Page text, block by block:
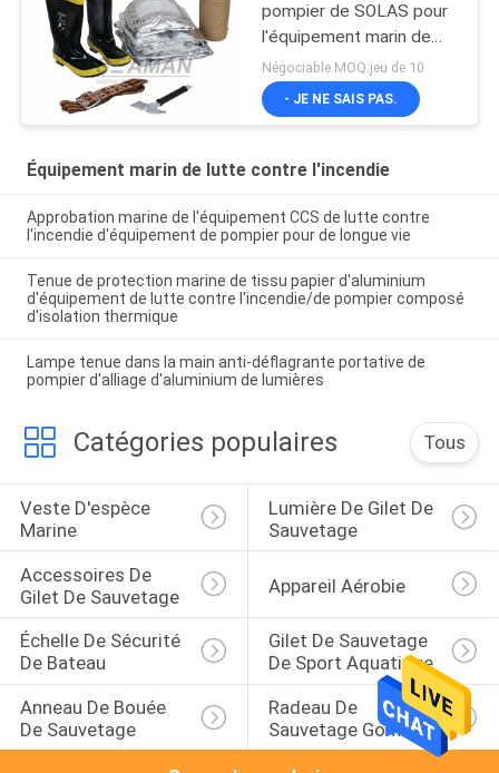
pompier de SOLAS pour
l'équipement marin de
lutte contre l'incendie
Négociable MOQ:jeu de 10
- JE NE SAIS PAS.
Équipement marin de lutte contre l'incendie
Approbation marine de l'équipement CCS de lutte contre
l'incendie d'équipement de pompier pour de longue vie
Tenue de protection marine de tissu papier d'aluminium
d'équipement de lutte contre l'incendie/de pompier composé
d'isolation thermique
Lampe tenue dans la main anti-déflagrante portative de
pompier d'alliage d'aluminium de lumières
Catégories populaires Tous
Veste D'espèce
Marine
Lumière De Gilet De
Sauvetage
Accessoires De
Gilet De Sauvetage
Appareil Aérobie
Échelle De Sécurité
De Bateau
Gilet De Sauvetage
De Sport Aquatique
Anneau De Bouée
De Sauvetage
Radeau De
Sauvetage Gonflable